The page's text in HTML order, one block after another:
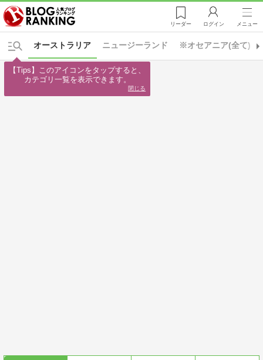
リーダー ログイン メニュー
※オセアニア(全て)
オーストラリア ニュージーランド
【Tips】このアイコンをタップすると、
カテゴリ一覧を表示できます。
閉じる